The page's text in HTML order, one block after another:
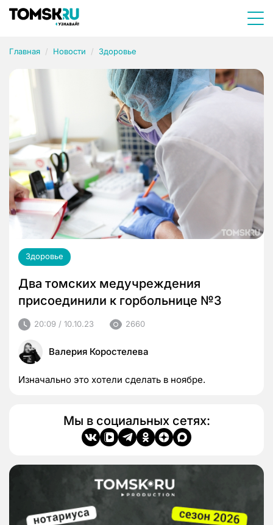
Главная Новости Здоровье
Здоровье
Два томских медучреждения
присоединили к горбольнице №3
20:09 / 10.10.23 2660
Валерия Коростелева
Изначально это хотели сделать в ноябре.
Мы в социальных сетях: